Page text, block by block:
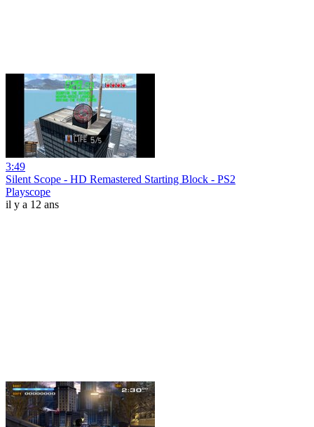
3:49
Silent Scope - HD Remastered Starting Block - PS2
Playscope
il y a 12 ans